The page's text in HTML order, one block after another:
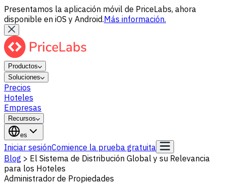
Presentamos la aplicación móvil de PriceLabs, ahora
disponible en iOS y Android.Más información.
Productos
Soluciones
Precios
Hoteles
Empresas
Recursos
es
Iniciar sesiónComience la prueba gratuita
Blog > El Sistema de Distribución Global y su Relevancia
para los Hoteles
Administrador de Propiedades